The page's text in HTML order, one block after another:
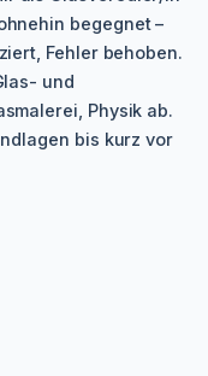
begegnet –
Fehler behoben.
und
Physik ab.
bis kurz vor